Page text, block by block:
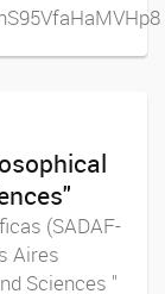
(SADAF-
Aires
Sciences "